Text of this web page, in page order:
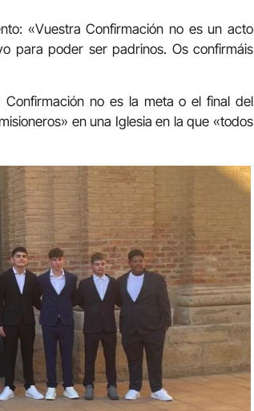
«Vuestra Confirmación no es un acto
para poder ser padrinos. Os confirmáis
no es la meta o el final del
en una Iglesia en la que «todos